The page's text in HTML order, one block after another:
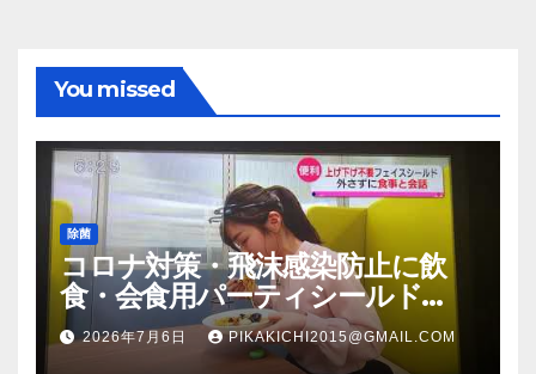
You missed
除菌
コロナ対策・飛沫感染防止に飲
食・会食用パーティシールド
（マスク会食代替品）ＦＢＣ福井
放送のＴＶ番組での紹介映像
2026年7月6日 PIKAKICHI2015@GMAIL.COM